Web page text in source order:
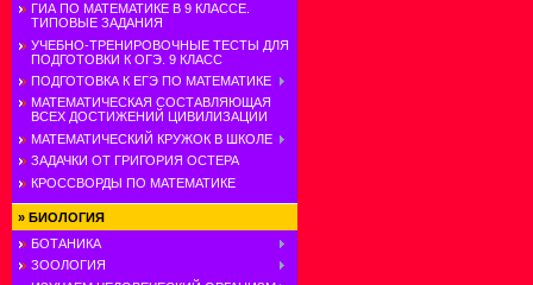
ГИА ПО МАТЕМАТИКЕ В 9 КЛАССЕ.
ТИПОВЫЕ ЗАДАНИЯ
УЧЕБНО-ТРЕНИРОВОЧНЫЕ ТЕСТЫ ДЛЯ
ПОДГОТОВКИ К ОГЭ. 9 КЛАСС
ПОДГОТОВКА К ЕГЭ ПО МАТЕМАТИКЕ
МАТЕМАТИЧЕСКАЯ СОСТАВЛЯЮЩАЯ
ВСЕХ ДОСТИЖЕНИЙ ЦИВИЛИЗАЦИИ
МАТЕМАТИЧЕСКИЙ КРУЖОК В ШКОЛЕ
ЗАДАЧКИ ОТ ГРИГОРИЯ ОСТЕРА
КРОССВОРДЫ ПО МАТЕМАТИКЕ
» БИОЛОГИЯ
БОТАНИКА
ЗООЛОГИЯ